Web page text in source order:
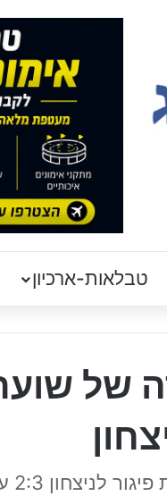
טבלאות-ארכיון
של